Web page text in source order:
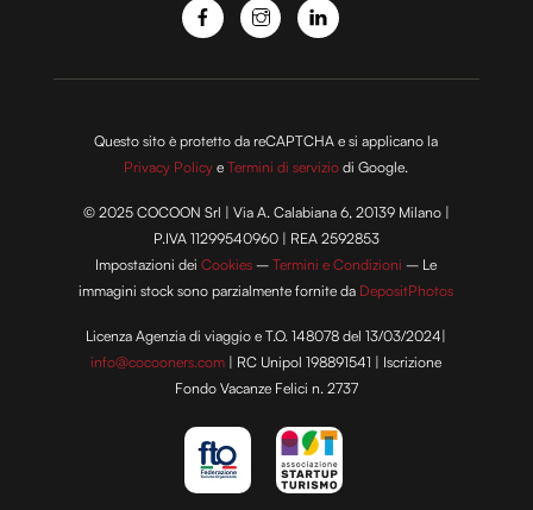
Questo sito è protetto da reCAPTCHA e si applicano la
Privacy Policy eTermini di servizio di Google.
© 2025 COCOON Srl | Via A. Calabiana 6, 20139 Milano |
P.IVA 11299540960 | REA 2592853
Impostazioni deiCookies –Termini e Condizioni – Le
immagini stock sono parzialmente fornite da DepositPhotos
Licenza Agenzia di viaggio e T.O. 148078 del 13/03/2024|
info@cocooners.com | RC Unipol 198891541 | Iscrizione
Fondo Vacanze Felici n. 2737